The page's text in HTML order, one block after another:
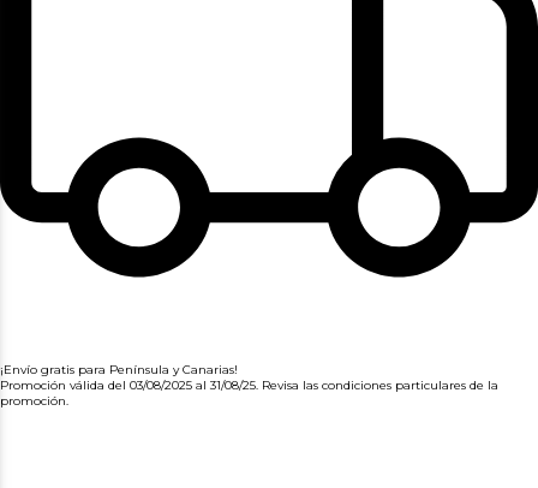
¡Envío gratis para Península y Canarias!
Promoción válida del 03/08/2025 al 31/08/25. Revisa las condiciones particulares de la
promoción.